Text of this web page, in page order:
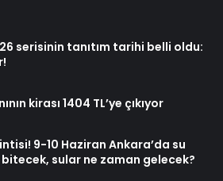
serisinin tanıtım tarihi belli oldu:
kirası 1404 TL’ye çıkıyor
9-10 Haziran Ankara’da su
sular ne zaman gelecek?